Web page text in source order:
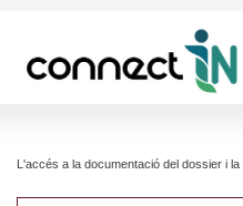
L'accés a la documentació del dossier i